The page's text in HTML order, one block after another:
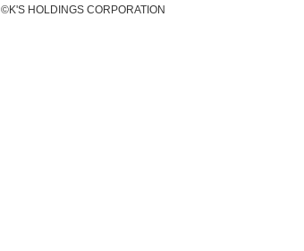
©K'S HOLDINGS CORPORATION